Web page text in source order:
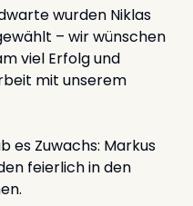
wurden Niklas
– wir wünschen
viel Erfolg und
mit unserem
es Zuwachs: Markus
feierlich in den